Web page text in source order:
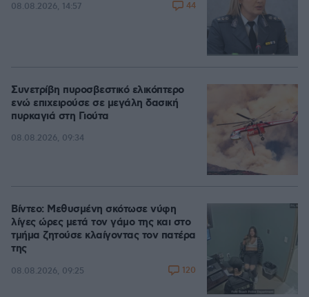
08.08.2026, 14:57 44
Συνετρίβη πυροσβεστικό ελικόπτερο
ενώ επιχειρούσε σε μεγάλη δασική
πυρκαγιά στη Γιούτα
08.08.2026, 09:34
Βίντεο: Μεθυσμένη σκότωσε νύφη
λίγες ώρες μετά τον γάμο της και στο
τμήμα ζητούσε κλαίγοντας τον πατέρα
της
08.08.2026, 09:25 120